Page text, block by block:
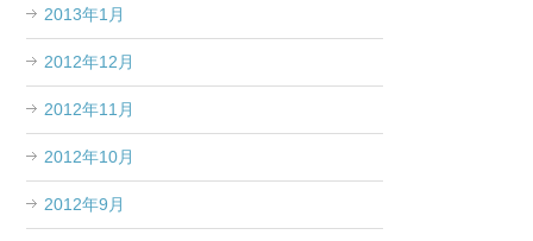
2013年1月
2012年12月
2012年11月
2012年10月
2012年9月